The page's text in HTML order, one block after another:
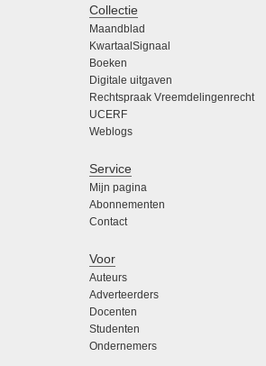
Collectie
Maandblad
KwartaalSignaal
Boeken
Digitale uitgaven
Rechtspraak Vreemdelingenrecht
UCERF
Weblogs
Service
Mijn pagina
Abonnementen
Contact
Voor
Auteurs
Adverteerders
Docenten
Studenten
Ondernemers